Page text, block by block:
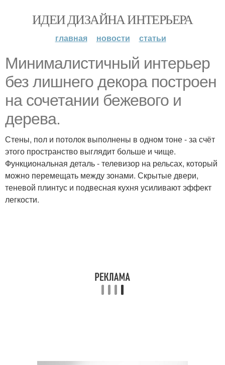
ИДЕИ ДИЗАЙНА ИНТЕРЬЕРА
главная новости статьи
Минималистичный интерьер
без лишнего декора построен
на сочетании бежевого и
дерева.
Стены, пол и потолок выполнены в одном тоне - за счёт
этого пространство выглядит больше и чище.
Функциональная деталь - телевизор на рельсах, который
можно перемещать между зонами. Скрытые двери,
теневой плинтус и подвесная кухня усиливают эффект
легкости.